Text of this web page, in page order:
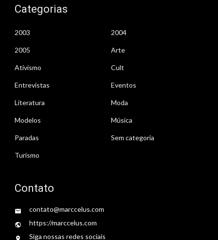
Categorias
2003 2004
2005 Arte
Ativismo Cult
Entrevistas Eventos
Literatura Moda
Modelos Música
Paradas Sem categoria
Turismo
Contato
contato@marccelus.com
https://marccelus.com
Siga nossas redes sociais